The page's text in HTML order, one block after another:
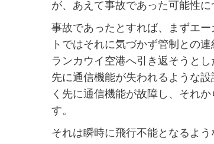
が、あえて事故であった可能性に
事故であったとすれば、まずエ
トではそれに気づかず管制との
ランカウイ空港へ引き返そうと
先に通信機能が失われるような
く先に通信機能が故障し、それ
す。
それは瞬時に飛行不能となるよ